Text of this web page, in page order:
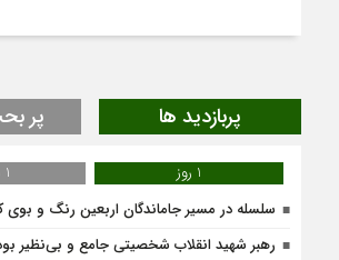
پربازدید ها پر
1 روز
1 هفته
سلسله در مسیر جاماندگان اربعین رنگ و بوی
رهبر شهید انقلاب شخصیتی جامع و بی‌نظیر